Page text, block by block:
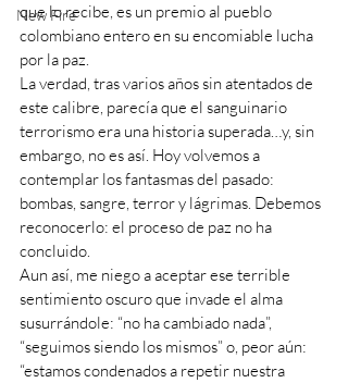
New Fire
que lo recibe, es un premio al pueblo
colombiano entero en su encomiable lucha
por la paz.
La verdad, tras varios años sin atentados de
este calibre, parecía que el sanguinario
terrorismo era una historia superada…y, sin
embargo, no es así. Hoy volvemos a
contemplar los fantasmas del pasado:
bombas, sangre, terror y lágrimas. Debemos
reconocerlo: el proceso de paz no ha
concluido.
Aun así, me niego a aceptar ese terrible
sentimiento oscuro que invade el alma
susurrándole: “no ha cambiado nada”,
“seguimos siendo los mismos” o, peor aún:
“estamos condenados a repetir nuestra